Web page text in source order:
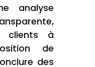
analyse
clients à
de
des